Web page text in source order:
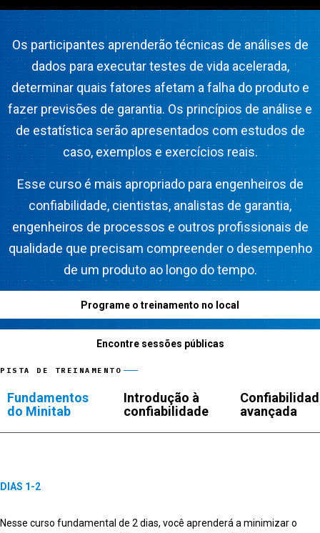
Os participantes aprenderão técnicas de análises de
dados para executar testes de vida acelerada,
determinar quais fatores afetam a falha do produto e
fazer previsões de garantia. Os princípios de análise e
de estatística serão apresentados com estudos de
caso, exemplos e exercícios reais.
Esse curso é mais apropriado para engenheiros de
confiabilidade, cientistas, analistas de garantia,
engenheiros de processos e outros profissionais de
qualidade que precisam compreender o desempenho
de um produto ao longo do tempo.
Programe o treinamento no local
Encontre sessões públicas
PISTA DE TREINAMENTO
Fundamentos
do Minitab
Introdução à
confiabilidade
avançada
DIAS 1-2
Nesse curso fundamental de 2 dias, você aprenderá a minimizar o